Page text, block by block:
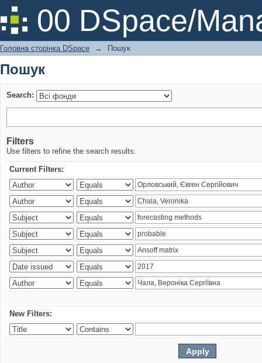
00 DSpace/
Пошук
Головна сторінка DSpace → Пошук
Пошук
Search:
Filters
Use filters to refine the search results.
Current Filters:
New Filters: